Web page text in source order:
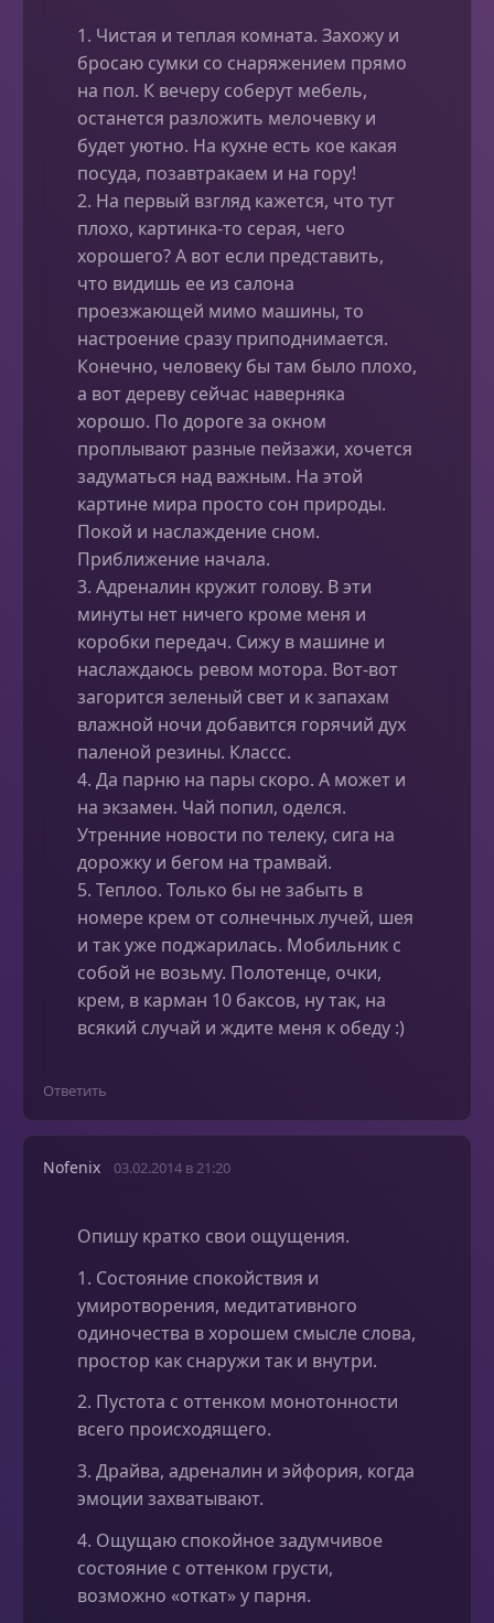
1. Чистая и теплая комната. Захожу и
бросаю сумки со снаряжением прямо
на пол. К вечеру соберут мебель,
останется разложить мелочевку и
будет уютно. На кухне есть кое какая
посуда, позавтракаем и на гору!
2. На первый взгляд кажется, что тут
плохо, картинка-то серая, чего
хорошего? А вот если представить,
что видишь ее из салона
проезжающей мимо машины, то
настроение сразу приподнимается.
Конечно, человеку бы там было плохо,
а вот дереву сейчас наверняка
хорошо. По дороге за окном
проплывают разные пейзажи, хочется
задуматься над важным. На этой
картине мира просто сон природы.
Покой и наслаждение сном.
Приближение начала.
3. Адреналин кружит голову. В эти
минуты нет ничего кроме меня и
коробки передач. Сижу в машине и
наслаждаюсь ревом мотора. Вот-вот
загорится зеленый свет и к запахам
влажной ночи добавится горячий дух
паленой резины. Классс.
4. Да парню на пары скоро. А может и
на экзамен. Чай попил, оделся.
Утренние новости по телеку, сига на
дорожку и бегом на трамвай.
5. Теплоо. Только бы не забыть в
номере крем от солнечных лучей, шея
и так уже поджарилась. Мобильник с
собой не возьму. Полотенце, очки,
крем, в карман 10 баксов, ну так, на
всякий случай и ждите меня к обеду :)
Ответить
Nofenix 03.02.2014 в 21:20
Опишу кратко свои ощущения.
1. Состояние спокойствия и
умиротворения, медитативного
одиночества в хорошем смысле слова,
простор как снаружи так и внутри.
2. Пустота с оттенком монотонности
всего происходящего.
3. Драйва, адреналин и эйфория, когда
эмоции захватывают.
4. Ощущаю спокойное задумчивое
состояние с оттенком грусти,
возможно «откат» у парня.